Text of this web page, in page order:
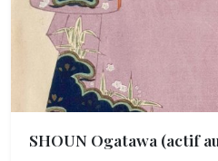
SHOUN Ogatawa (actif